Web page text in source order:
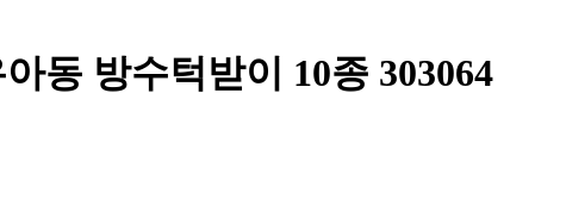
동 방수턱받이 10종 303064